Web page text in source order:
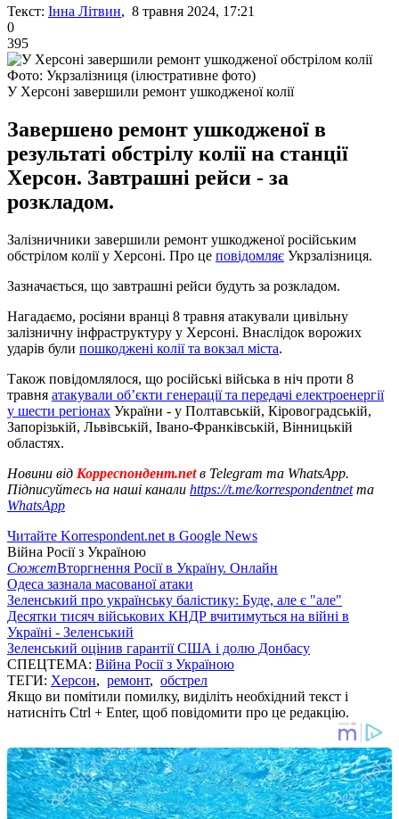
Текст: Інна Літвин, 8 травня 2024, 17:21
0
395
Фото: Укрзалізниця (ілюстративне фото)
У Херсоні завершили ремонт ушкодженої колії
Завершено ремонт ушкодженої в
результаті обстрілу колії на станції
Херсон. Завтрашні рейси - за
розкладом.
Залізничники завершили ремонт ушкодженої російським
обстрілом колії у Херсоні. Про це повідомляє Укрзалізниця.
Зазначається, що завтрашні рейси будуть за розкладом.
Нагадаємо, росіяни вранці 8 травня атакували цивільну
залізничну інфраструктуру у Херсоні. Внаслідок ворожих
ударів були пошкоджені колії та вокзал міста.
Також повідомлялося, що російські війська в ніч проти 8
травня атакували об’єкти генерації та передачі електроенергії
у шести регіонах України - у Полтавській, Кіровоградській,
Запорізькій, Львівській, Івано-Франківській, Вінницькій
областях.
Новини від Корреспондент.netв Telegram та WhatsApp.
Підписуйтесь на наші канали https://t.me/korrespondentnetта
WhatsApp
Читайте Korrespondent.net в Google News
Війна Росії з Україною
СюжетВторгнення Росії в Україну. Онлайн
Одеса зазнала масованої атаки
Зеленський про українську балістику: Буде, але є "але"
Десятки тисяч військових КНДР вчитимуться на війні в
Україні - Зеленський
Зеленський оцінив гарантії США і долю Донбасу
СПЕЦТЕМА: Війна Росії з Україною
ТЕГИ: Херсон, ремонт, обстрел
Якщо ви помітили помилку, виділіть необхідний текст і
натисніть Ctrl + Enter, щоб повідомити про це редакцію.